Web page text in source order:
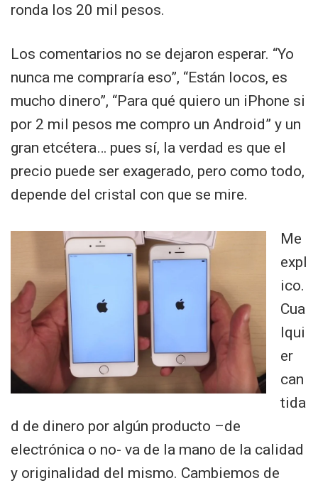
ronda los 20 mil pesos.
Los comentarios no se dejaron esperar. “Yo
nunca me compraría eso”, “Están locos, es
mucho dinero”, “Para qué quiero un iPhone si
por 2 mil pesos me compro un Android” y un
gran etcétera… pues sí, la verdad es que el
precio puede ser exagerado, pero como todo,
depende del cristal con que se mire.
Me
expl
ico.
Cua
lqui
er
can
tida
d de dinero por algún producto –de
electrónica o no- va de la mano de la calidad
y originalidad del mismo. Cambiemos de